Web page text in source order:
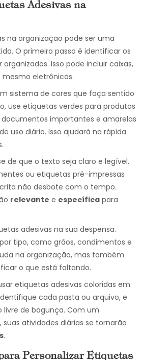
Adesivas na
na organização pode ser uma
O primeiro passo é identificar os
Isso pode incluir caixas,
eletrônicos.
sistema de cores que faça sentido
use etiquetas verdes para produtos
documentos importantes e amarelas
uso diário. Isso ajudará na rápida
de que o texto seja claro e legível.
ou etiquetas pré-impressas
não desbote com o tempo.
relevante e específica para
adesivas na sua despensa.
tipo, como grãos, condimentos e
na organização, mas também
o que está faltando.
etiquetas adesivas coloridas em
cada pasta ou arquivo, e
de bagunça. Com um
atividades diárias se tornarão
.
Personalizar Etiquetas